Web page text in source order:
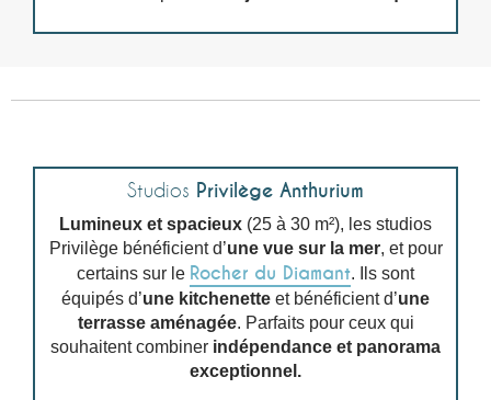
Studios Privilège Anthurium
Lumineux et spacieux (25 à 30 m²), les studios
Privilège bénéficient d’une vue sur la mer, et pour
certains sur le Rocher du Diamant. Ils sont
équipés d’une kitchenette et bénéficient d’une
terrasse aménagée. Parfaits pour ceux qui
souhaitent combiner indépendance et panorama
exceptionnel.